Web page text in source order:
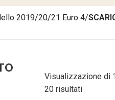
2019/20/21 Euro 4/
Visualizzazione di
20 risultati